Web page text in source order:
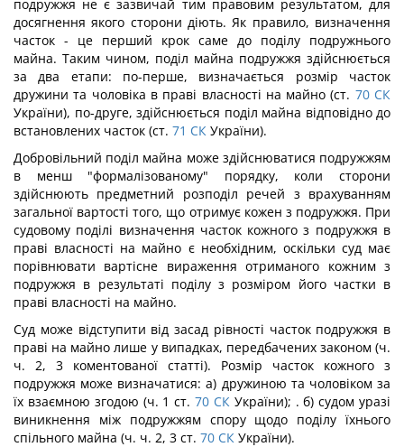
подружжя не є зазвичай тим правовим результатом, для
досягнення якого сторони діють. Як правило, визначення
часток - це перший крок саме до поділу подружнього
майна. Таким чином, поділ майна подружжя здійснюється
за два етапи: по-перше, визначається розмір часток
дружини та чоловіка в праві власності на майно (ст. 70 СК
України), по-друге, здійснюється поділ майна відповідно до
встановлених часток (ст. 71 СК України).
Добровільний поділ майна може здійснюватися подружжям
в менш "формалізованому" порядку, коли сторони
здійснюють предметний розподіл речей з врахуванням
загальної вартості того, що отримує кожен з подружжя. При
судовому поділі визначення часток кожного з подружжя в
праві власності на майно є необхідним, оскільки суд має
порівнювати вартісне вираження отриманого кожним з
подружжя в результаті поділу з розміром його частки в
праві власності на майно.
Суд може відступити від засад рівності часток подружжя в
праві на майно лише у випадках, передбачених законом (ч.
ч. 2, 3 коментованої статті). Розмір часток кожного з
подружжя може визначатися: а) дружиною та чоловіком за
їх взаємною згодою (ч. 1 ст. 70 СКУкраїни); . б) судом уразі
виникнення між подружжям спору щодо поділу їхнього
спільного майна (ч. ч. 2, 3 ст. 70 СК України).